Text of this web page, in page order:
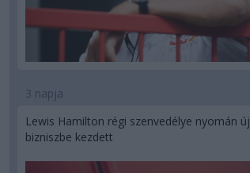
3 napja
Lewis Hamilton régi szenvedélye nyomán új
bizniszbe kezdett